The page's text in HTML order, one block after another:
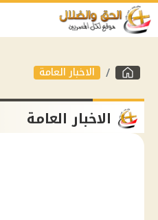
الاخبار العامة
الاخبار العامة